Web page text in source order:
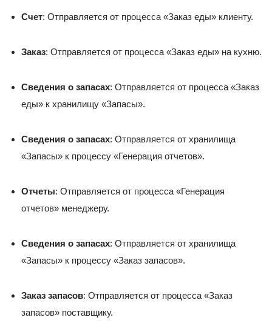
Счет: Отправляется от процесса «Заказ еды» клиенту.
Заказ: Отправляется от процесса «Заказ еды» на кухню.
Сведения о запасах: Отправляется от процесса «Заказ
еды» к хранилищу «Запасы».
Сведения о запасах: Отправляется от хранилища
«Запасы» к процессу «Генерация отчетов».
Отчеты: Отправляется от процесса «Генерация
отчетов» менеджеру.
Сведения о запасах: Отправляется от хранилища
«Запасы» к процессу «Заказ запасов».
Заказ запасов: Отправляется от процесса «Заказ
запасов» поставщику.